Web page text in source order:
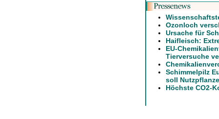
Ozonloch
Ursache für
Haifleisch:
EU-
Tierversuche
Schimmelpilz
soll
Höchste CO2-